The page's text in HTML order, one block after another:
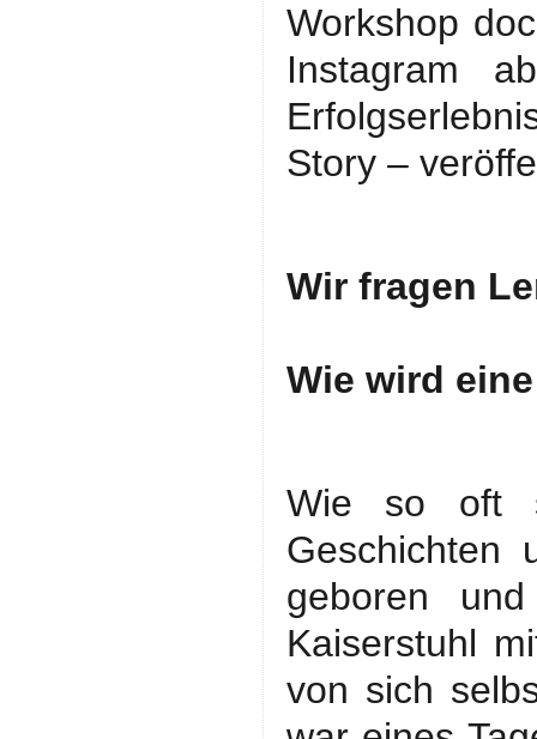
Workshop
Instagram
Story –
Wir fragen
Wie wird
Wie so oft
Geschichten
geboren
Kaiserstuhl
von sich